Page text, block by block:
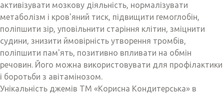
активізувати мозкову діяльність, нормалізувати
метаболізм і кров'яний тиск, підвищити гемоглобін,
поліпшити зір, уповільнити старіння клітин, зміцнити
судини, знизити ймовірність утворення тромбів,
поліпшити пам'ять, позитивно впливати на обмін
речовин. Його можна використовувати для профілактики
і боротьби з авітамінозом.
Унікальність джемів ТМ «Корисна Кондитерська» в